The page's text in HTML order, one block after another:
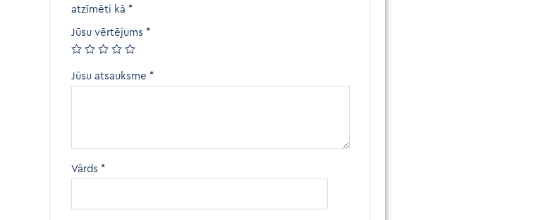
atzīmēti kā *
Jūsu vērtējums *
Jūsu atsauksme *
Vārds *